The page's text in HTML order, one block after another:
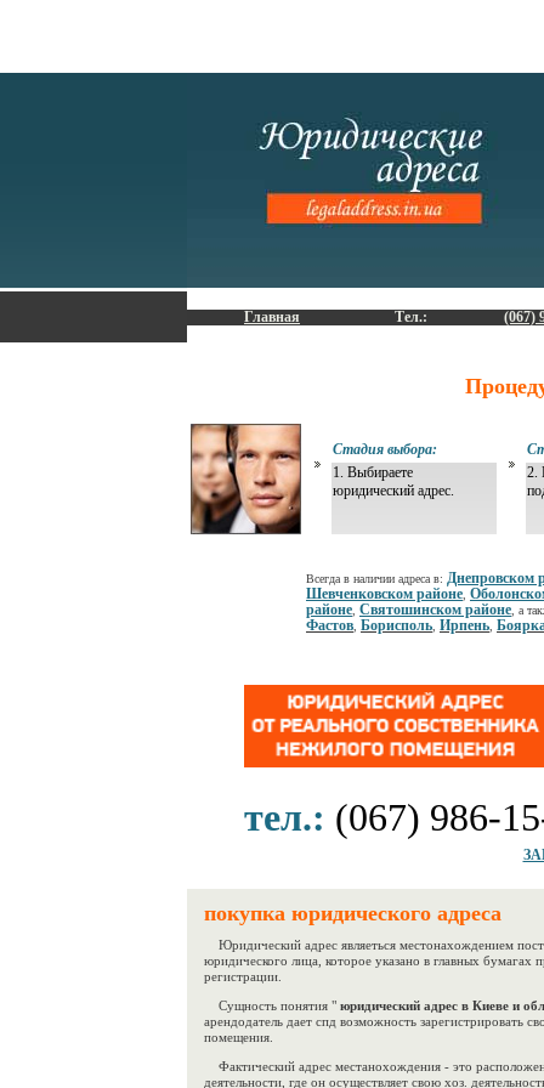
Главная Тел.: (067)
Стадия выбора:
1. Выбираете
юридический адрес.
2.
Всегда в наличии адреса в: Днепровском
Шевченковском районе
районе Святошинском районе , а
Фастов Борисполь Ирпень
тел.: (067) 986-
покупка юридического адреса
Юридический адрес являеться местонахождением
юридического лица, которое указано в главных бумагах
регистрации.
Сущность понятия " юридический адрес в Киеве и
арендодатель дает спд возможность зарегистрировать
помещения.
Фактический адрес местанохождения - это
деятельности, где он осуществляет свою хоз.